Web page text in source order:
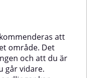
att
område. Det
och att du är
går vidare.